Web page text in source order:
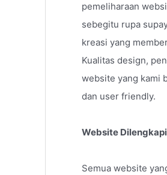
pemeliharaan
sebegitu rupa
kreasi yang
Kualitas design,
website yang kami
dan user friendly.
Website
Semua website